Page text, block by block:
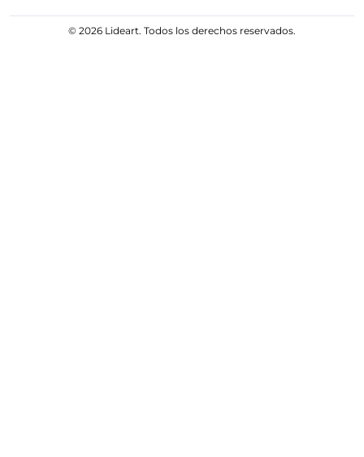
© 2026 Lideart. Todos los derechos reservados.